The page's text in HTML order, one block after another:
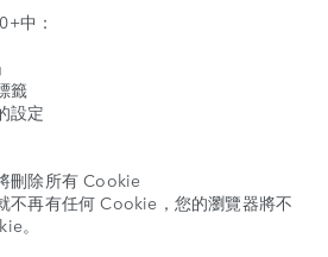
中：
籤
設定
刪除所有 Cookie
不再有任何 Cookie，您的瀏覽器將不
。